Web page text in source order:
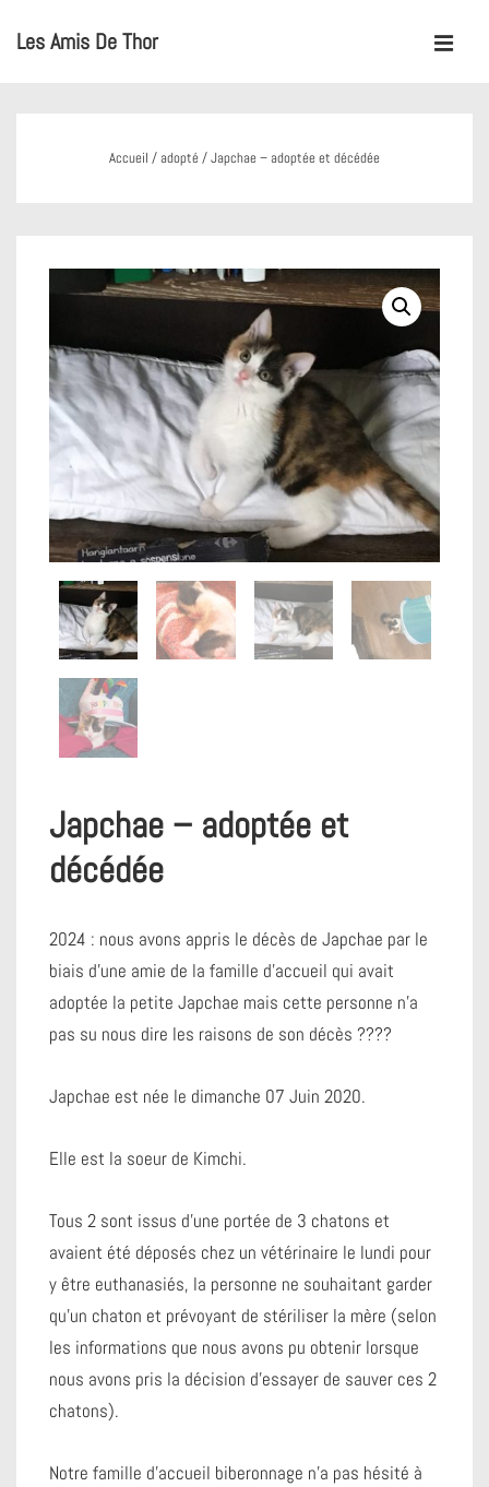
passer
Les Amis De Thor
Accueil /adopté/ Japchae – adoptée et décédée
Japchae – adoptée et
décédée
2024 : nous avons appris le décès de Japchae par le
biais d’une amie de la famille d’accueil qui avait
adoptée la petite Japchae mais cette personne n’a
pas su nous dire les raisons de son décès ????
Japchae est née le dimanche 07 Juin 2020.
Elle est la soeur de Kimchi.
Tous 2 sont issus d’une portée de 3 chatons et
avaient été déposés chez un vétérinaire le lundi pour
y être euthanasiés, la personne ne souhaitant garder
qu’un chaton et prévoyant de stériliser la mère (selon
les informations que nous avons pu obtenir lorsque
nous avons pris la décision d’essayer de sauver ces 2
chatons).
Notre famille d’accueil biberonnage n’a pas hésité à